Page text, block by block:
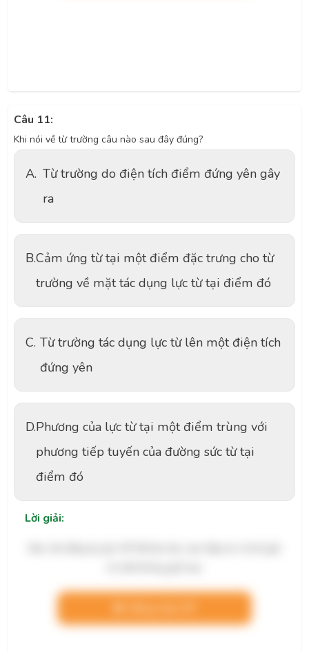
Câu 11:
Khi nói về từ trường câu nào sau đây đúng?
A. Từ trường do điện tích điểm đứng yên gây
ra
B.Cảm ứng từ tại một điểm đặc trưng cho từ
trường về mặt tác dụng lực từ tại điểm đó
C. Từ trường tác dụng lực từ lên một điện tích
đứng yên
D.Phương của lực từ tại một điểm trùng với
phương tiếp tuyến của đường sức từ tại
điểm đó
Lời giải: